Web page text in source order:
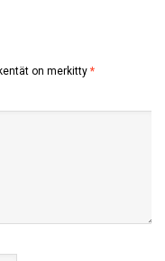
on merkitty *